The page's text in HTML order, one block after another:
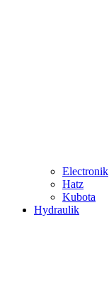
Electronik
Hatz
Kubota
Hydraulik